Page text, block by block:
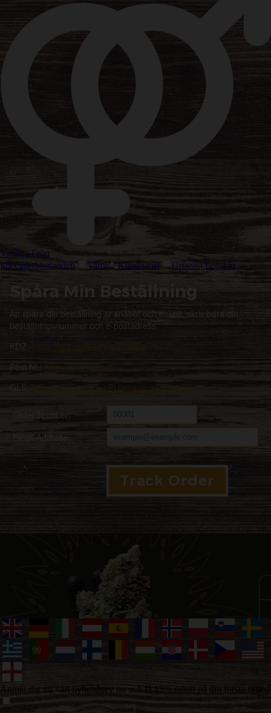
Vanliga Frön
Specialerbjudanden
Varor Kundtjänst Grossist Logg in
Spåra Min Beställning
Att spåra din beställning är snabbt och enkelt, skriv bara ditt
beställningsnummer och e-postadress.
KDZ:
Post NL:
GLS: https://gls-group.eu/EU/en/parcel-tracking
Order Number:
Email Address:
Anmäl dig till vårt nyhetsbrev nu och få 15% rabatt på din första order!